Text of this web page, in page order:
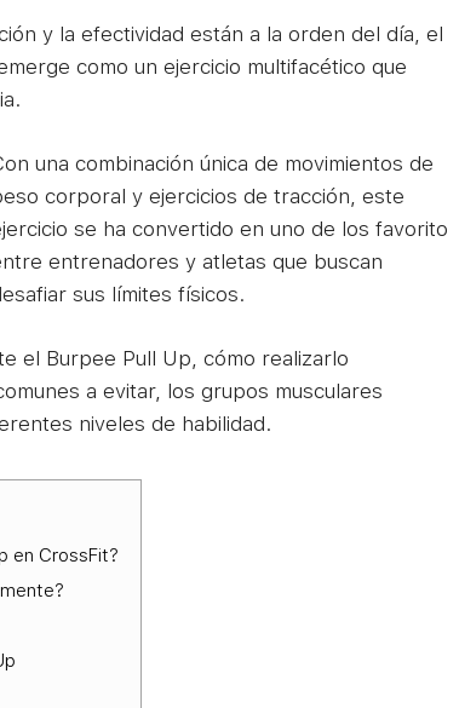
y la efectividad están a la orden del día, el
como un ejercicio multifacético que
una combinación única de movimientos de
corporal y ejercicios de tracción, este
se ha convertido en uno de los favorito
entrenadores y atletas que buscan
sus límites físicos.
el Burpee Pull Up, cómo realizarlo
a evitar, los grupos musculares
niveles de habilidad.
en CrossFit?